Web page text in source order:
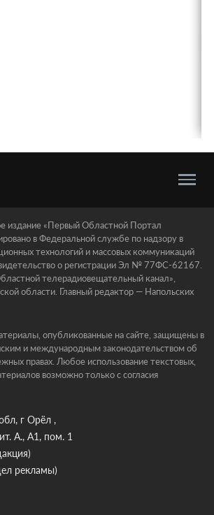
издание «Первый Областной Портал
в Федеральной службе по надзору в
технологий и массовых коммуникаций
о регистрации Эл № 77ФС-62167.
телерадиовещательный канал»,
области. Главный редактор — Напольских
опубликованные на сайте, защищены в
и международным законодательством об
правах. Любое использование текстовых,
возможно только с согласия
г Орёл ,
А., А1, пом. 1
рекламы)